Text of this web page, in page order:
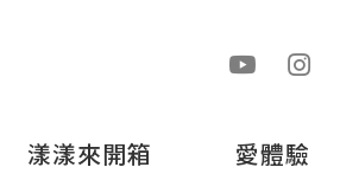
漾漾來開箱 愛體驗